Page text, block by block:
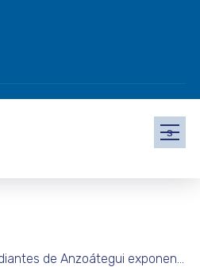
s
Anzoátegui exponen proyectos científicos y tecnológicos en Feria de Innovación